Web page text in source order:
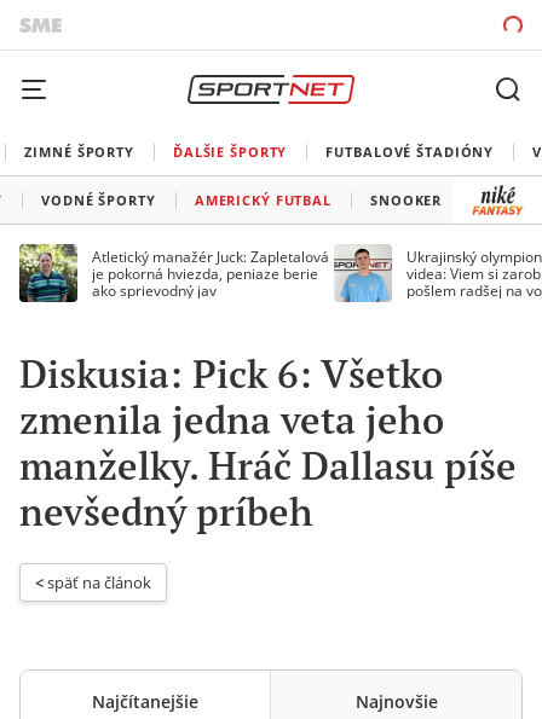
ZIMNÉ ŠPORTY ĎALŠIE ŠPORTY FUTBALOVÉ ŠTADIÓNY
VODNÉ ŠPORTY AMERICKÝ FUTBAL SNOOKER BOX
Atletický manažér Juck: Zapletalová
je pokorná hviezda, peniaze berie
ako sprievodný jav
Ukrajinský
videa: Viem si
pošlem radšej na
Diskusia: Pick 6: Všetko
zmenila jedna veta jeho
manželky. Hráč Dallasu píše
nevšedný príbeh
< späť na článok
Najčítanejšie Najnovšie